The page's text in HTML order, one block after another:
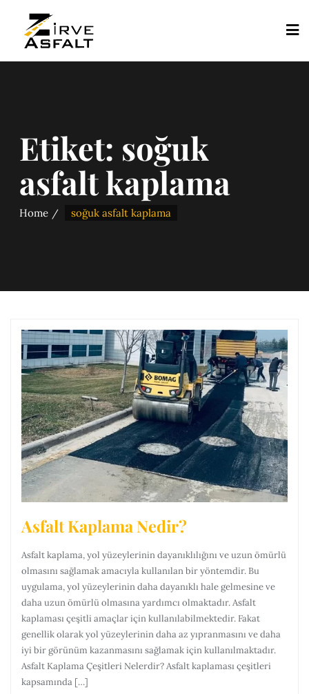
Etiket: soğuk
asfalt kaplama
Home soğuk asfalt kaplama
Asfalt Kaplama Nedir?
Asfalt kaplama, yol yüzeylerinin dayanıklılığını ve uzun ömürlü
olmasını sağlamak amacıyla kullanılan bir yöntemdir. Bu
uygulama, yol yüzeylerinin daha dayanıklı hale gelmesine ve
daha uzun ömürlü olmasına yardımcı olmaktadır. Asfalt
kaplaması çeşitli amaçlar için kullanılabilmektedir. Fakat
genellik olarak yol yüzeylerinin daha az yıpranmasını ve daha
iyi bir görünüm kazanmasını sağlamak için kullanılmaktadır.
Asfalt Kaplama Çeşitleri Nelerdir? Asfalt kaplaması çeşitleri
kapsamında […]